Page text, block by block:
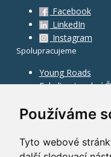
Používáme
Tyto webové
Facebook
LinkedIn
Instagram
Spolupracujeme
Young Roads
Fakulta stavební